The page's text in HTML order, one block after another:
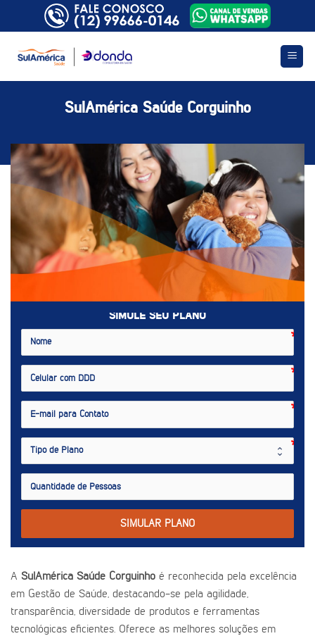
SulAmérica Saúde Corguinho
SIMULE SEU PLANO
SIMULAR PLANO
A SulAmérica Saúde Corguinho é reconhecida pela excelência
em Gestão de Saúde, destacando-se pela agilidade,
transparência, diversidade de produtos e ferramentas
tecnológicas eficientes. Oferece as melhores soluções em